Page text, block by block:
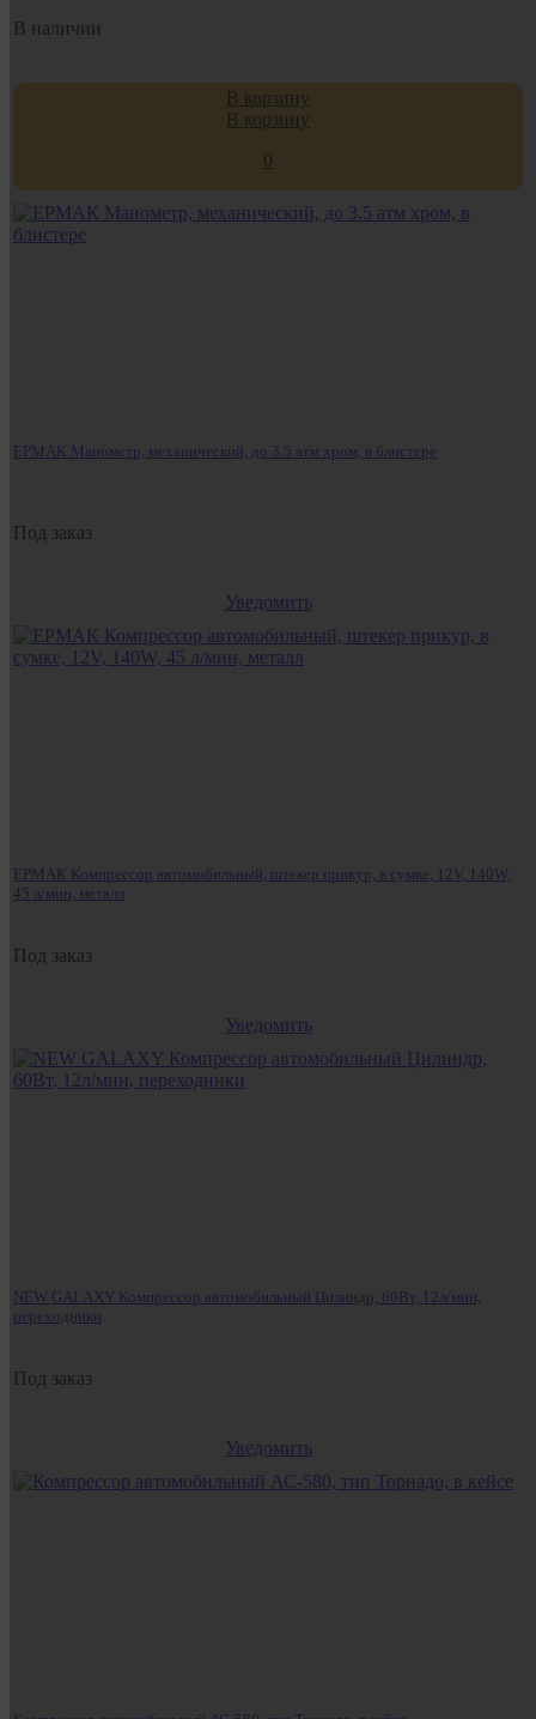
В наличии
В корзину
В корзину
0
ЕРМАК Манометр, механический, до 3.5 атм хром, в блистере
Под заказ
Уведомить
ЕРМАК Компрессор автомобильный, штекер прикур, в сумке, 12V, 140W,
45 л/мин, металл
Под заказ
Уведомить
NEW GALAXY Компрессор автомобильный Цилиндр, 60Вт, 12л/мин,
переходники
Под заказ
Уведомить